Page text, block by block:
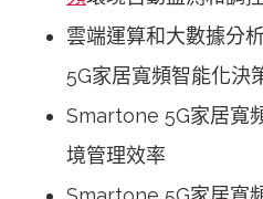
雲端運算和大數據分
5G家居寬頻智能化決
Smartone 5G家居寬
境管理效率